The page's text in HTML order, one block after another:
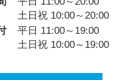
土日祝 10:00～20:00
平日 11:00～19:00
土日祝 10:00～19:00